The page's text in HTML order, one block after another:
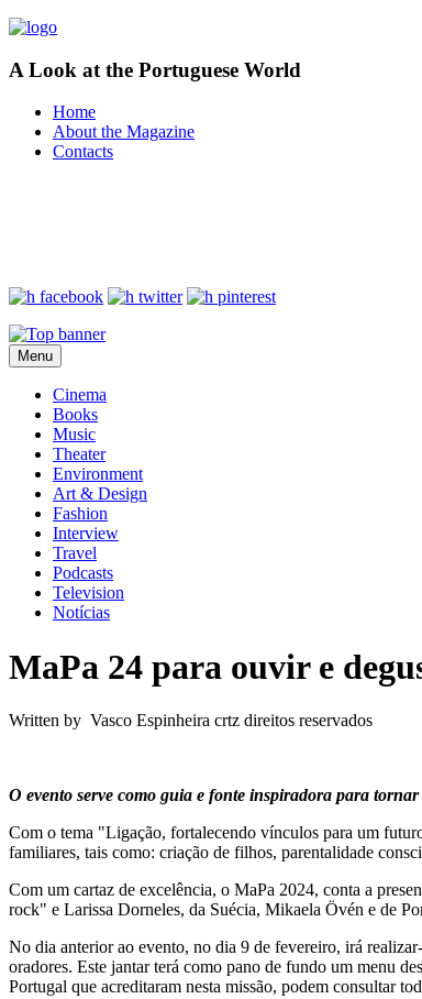
A Look at the Portuguese World
Home
About the Magazine
Contacts
Menu
Cinema
Books
Music
Theater
Environment
Art & Design
Fashion
Interview
Travel
Podcasts
Television
Notícias
MaPa 24 para ouvir e
Written by Vasco Espinheira crtz direitos reservados
O evento serve como guia e fonte inspiradora para
Com o tema "Ligação, fortalecendo vínculos para um
familiares, tais como: criação de filhos, parentalidade
Com um cartaz de excelência, o MaPa 2024, conta a
rock" e Larissa Dorneles, da Suécia, Mikaela Övén e de
No dia anterior ao evento, no dia 9 de fevereiro, irá
oradores. Este jantar terá como pano de fundo um menu
Portugal que acreditaram nesta missão, podem consultar